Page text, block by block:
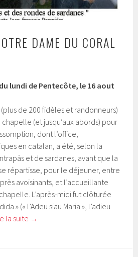
DAME DU CORAL
lundi de Pentecôte, le 16 aout
de 200 fidèles et randonneurs)
chapelle (et jusqu’aux abords) pour
dont l’office,
en catalan, a été, selon la
et de sardanes, avant que la
répartisse, pour le déjeuner, entre
avoisinants, et l’accueillante
L’après-midi fut clôturée
» (« l’Adeu siau Maria », l’adieu
la suite →